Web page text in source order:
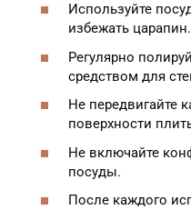
Используйте
избежать царапин.
Регулярно
средством для
Не передвигайте
поверхности
Не включайте
посуды.
После каждого